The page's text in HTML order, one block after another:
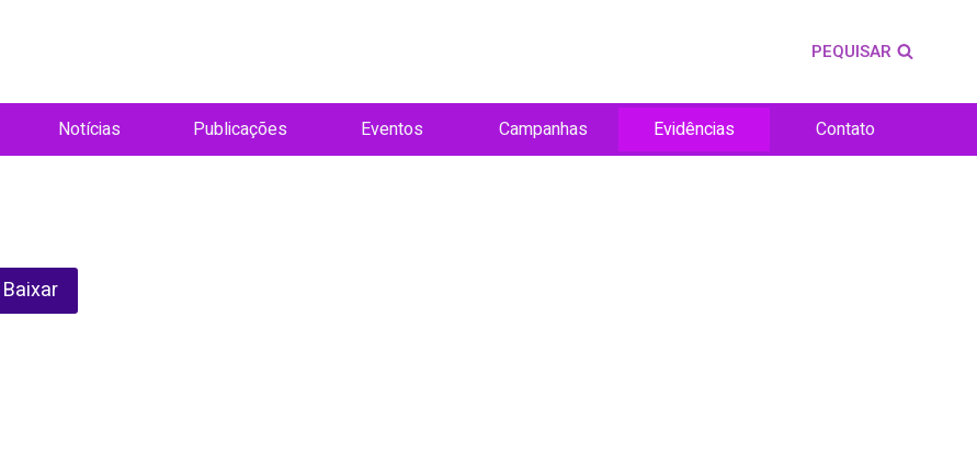
PEQUISAR
Notícias Publicações Eventos Campanhas Evidências Contato
Baixar